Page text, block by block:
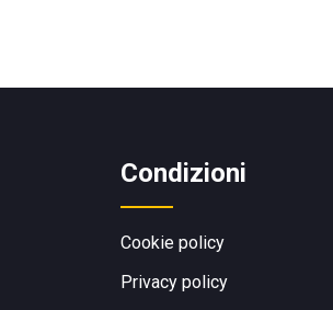
Condizioni
Cookie policy
Privacy policy